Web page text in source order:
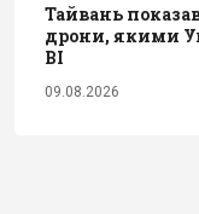
Тайвань
дрони, якими
BI
09.08.2026